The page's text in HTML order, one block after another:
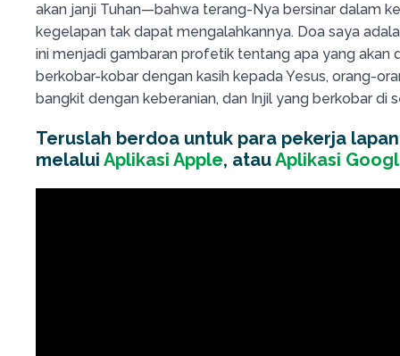
akan janji Tuhan—bahwa terang-Nya bersinar dalam
kegelapan tak dapat mengalahkannya. Doa saya
ini menjadi gambaran profetik tentang apa yang akan
berkobar-kobar dengan kasih kepada Yesus, orang-
bangkit dengan keberanian, dan Injil yang berkobar di
Teruslah berdoa untuk para pekerja
melalui Aplikasi Apple, atauAplikasi